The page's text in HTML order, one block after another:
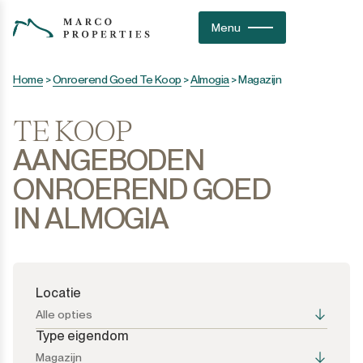
Menu
Home >Onroerend Goed Te Koop >Almogia>Magazijn
TE KOOP
AANGEBODEN
ONROEREND GOED
IN ALMOGIA
Locatie
Alle opties
Type eigendom
Magazijn